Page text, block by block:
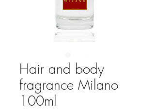
Hair and body
fragrance Milano
100ml